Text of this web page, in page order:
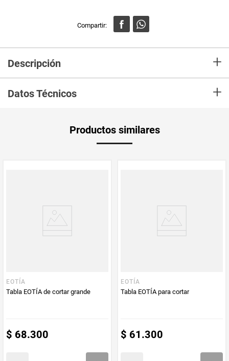
Descripción +
Datos Técnicos +
Productos similares
EOTÍA
Tabla EOTÍA de cortar grande
$ 68.300
EOTÍA
Tabla EOTÍA para cortar
$ 61.300